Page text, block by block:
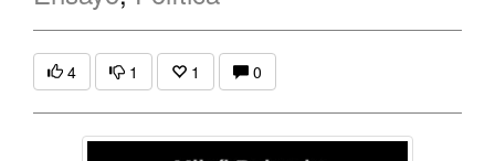
4 1 1 0